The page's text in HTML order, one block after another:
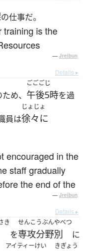
の仕事だ。
training is the
— Jreibun
Details ▸
め、
ごごごじ
午後5時を過
員は
じょじょ
徐々に
encouraged in the
staff gradually
the end of the
— Jreibun
Details ▸
き
を
せんこうぶんやべつ
専攻分野別 に
アイティーけい きぎょう